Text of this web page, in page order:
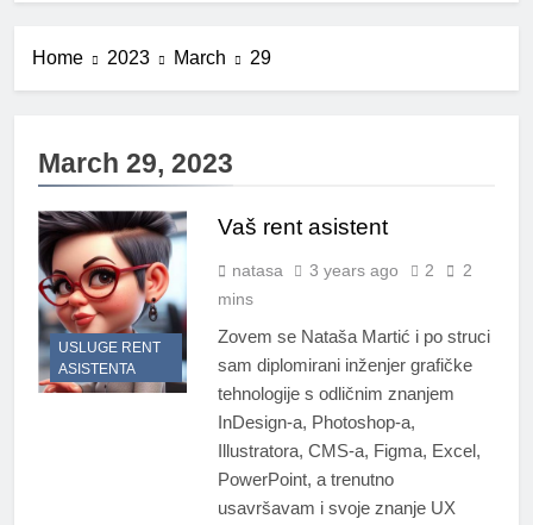
Home 2023 March 29
March 29, 2023
USLUGE RENT
ASISTENTA
Vaš rent asistent
natasa 3 years ago 2
2
mins
Zovem se Nataša Martić i po struci
sam diplomirani inženjer grafičke
tehnologije s odličnim znanjem
InDesign-a, Photoshop-a,
Illustratora, CMS-a, Figma, Excel,
PowerPoint, a trenutno
usavršavam i svoje znanje UX